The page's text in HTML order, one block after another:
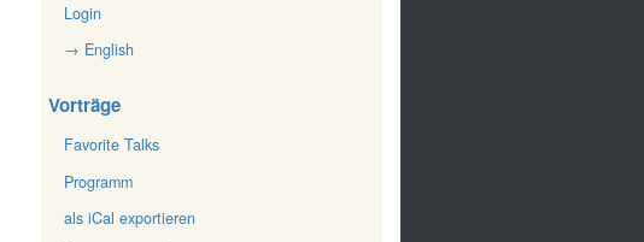
Login
→ English
Vorträge
Favorite Talks
Programm
als iCal exportieren